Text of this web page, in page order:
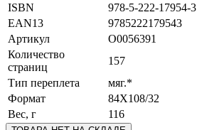
ISBN
978-5-222-17954-3
EAN13
9785222179543
Артикул
O0056391
Количество
страниц
157
Тип переплета
мяг.*
Формат
84Х108/32
Вес, г
116